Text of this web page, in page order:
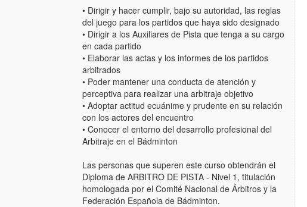
• Dirigir y hacer cumplir, bajo su autoridad, las reglas
del juego para los partidos que haya sido designado
• Dirigir a los Auxiliares de Pista que tenga a su cargo
en cada partido
• Elaborar las actas y los informes de los partidos
arbitrados
• Poder mantener una conducta de atención y
perceptiva para realizar una arbitraje objetivo
• Adoptar actitud ecuánime y prudente en su relación
con los actores del encuentro
• Conocer el entorno del desarrollo profesional del
Arbitraje en el Bádminton
Las personas que superen este curso obtendrán el
Diploma de ARBITRO DE PISTA - Nivel 1, titulación
homologada por el Comité Nacional de Árbitros y la
Federación Española de Bádminton.